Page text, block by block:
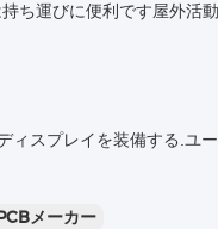
ち運びに便利です屋外活
ィスプレイを装備する.ユ
メーカー